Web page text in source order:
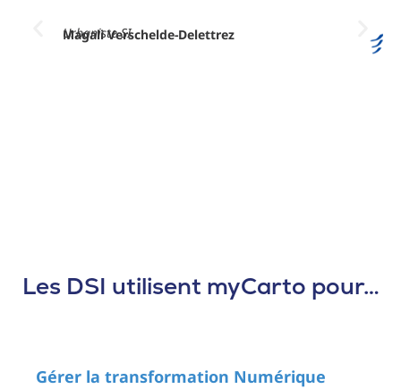
Magali Verschelde-Delettrez
Urbaniste SI
Les DSI utilisent myCarto pour…
Gérer la transformation Numérique